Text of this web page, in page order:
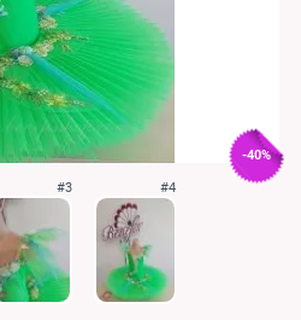
-40%
#3 #4